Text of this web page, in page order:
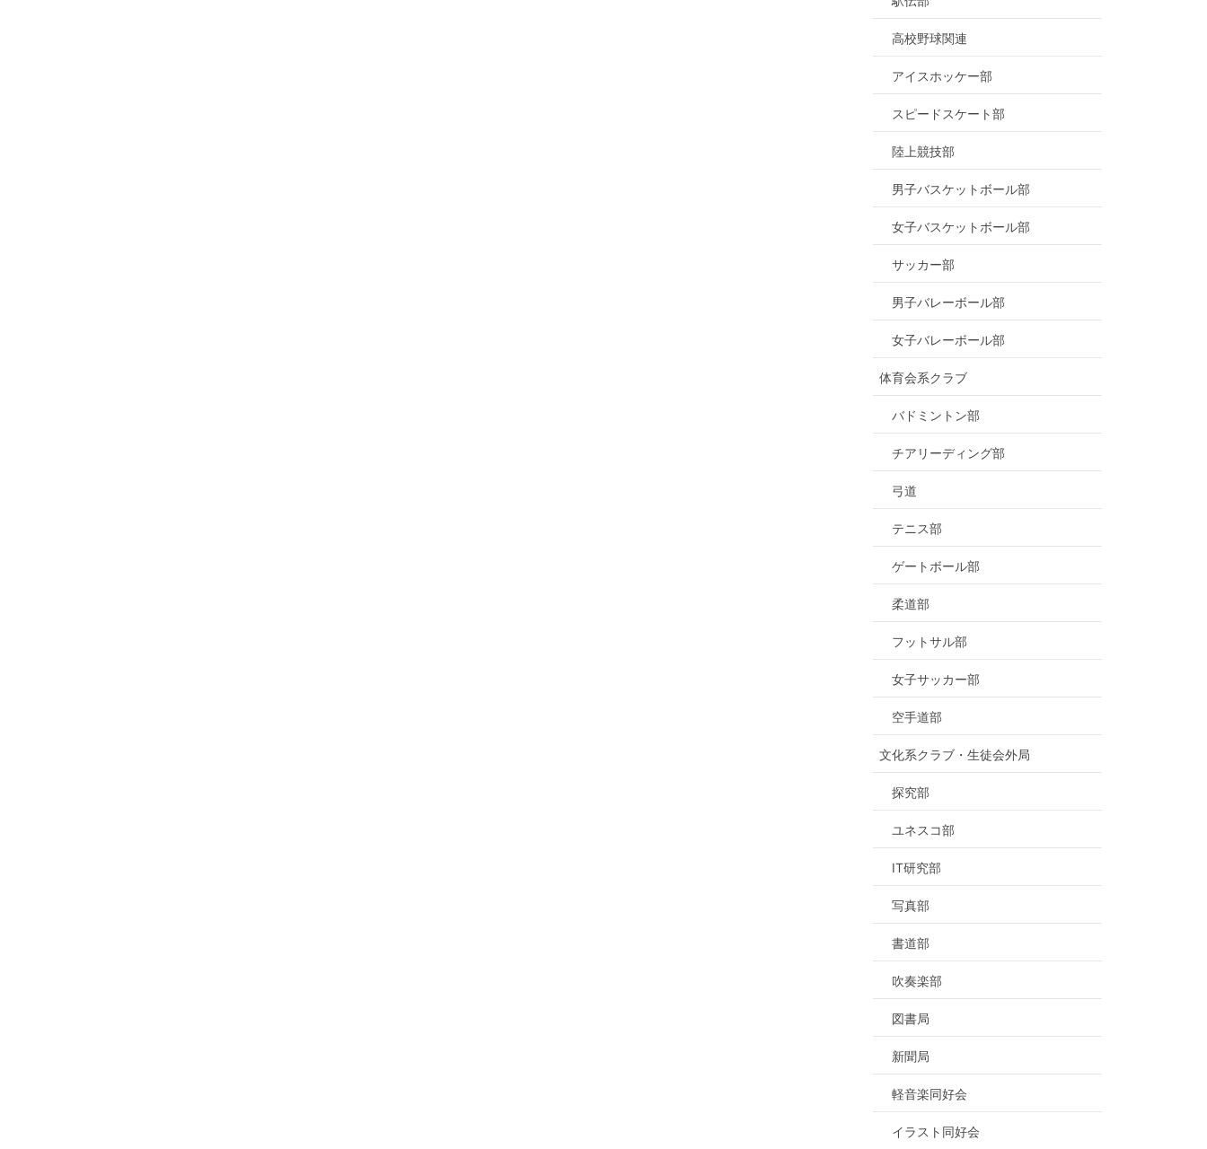
高校野球関連
アイスホッケー部
スピードスケート部
陸上競技部
男子バスケットボール部
女子バスケットボール部
サッカー部
男子バレーボール部
女子バレーボール部
体育会系クラブ
バドミントン部
チアリーディング部
弓道
テニス部
ゲートボール部
柔道部
フットサル部
女子サッカー部
空手道部
文化系クラブ・生徒会外局
探究部
ユネスコ部
IT研究部
写真部
書道部
吹奏楽部
図書局
新聞局
軽音楽同好会
イラスト同好会